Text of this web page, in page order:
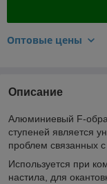
Оптовые цены
Описание
Алюминиевый F-
ступеней является
проблем связанных
Используется при
настила, для